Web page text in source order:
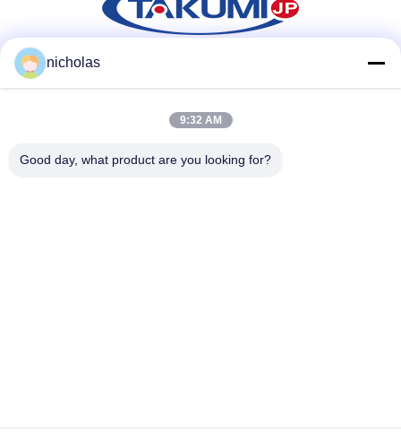
Kontak Cepat
nicholas
9:32 AM
Good day, what product are you looking for?